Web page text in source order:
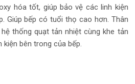
hóa tốt, giúp bảo vệ các linh kiện
Giúp bếp có tuổi thọ cao hơn. Thân
thống quạt tản nhiệt cùng khe tản
bên trong của bếp.